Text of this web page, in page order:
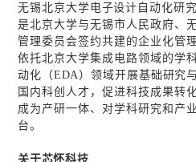
无锡北京大学电子设计自动化研
是北京大学与无锡市人民政府、
管理委员会签约共建的企业化管
依托北京大学集成电路领域的学
动化（EDA ）领域开展基础研究
国内科创人才，促进科技成果转
成为产研一体、对学科研究和产
台。
关于芯怀科技